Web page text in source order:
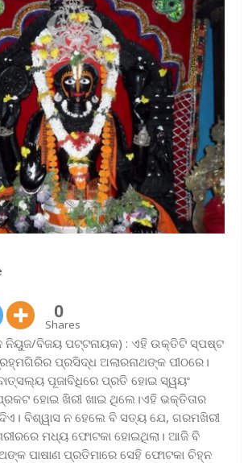
0
Shares
ନିୟୁଜ/ବିଜୟ ପଟ୍ଟନାୟକ) : ଏହି ଉକ୍ତିଟି ସ୍ପଷ୍ଟ
ପ୍ରସିଦ୍ଧ ଅଲାରନାଥଙ୍କ ପୀଠରେ।
ପୂଜାବିଧିରେ ପ୍ରତି ହୋଇ ସ୍ୱୟଂ
ହୋଇ ଖିରୀ ଖାଇ ଥିଲେ।ଏହି ଭକ୍ତିତାର
ବିଶ୍ୱାସ ନ ହେଲେ ବି ସତ୍ୟ ଯେ, ଗରମଖିରୀ
ମଧ୍ୟ ଫୋଟକା ହୋଇଥିଲା। ଆଜି ବି
ପାଷାଣ ପ୍ରତିମାରେ ସେହି ଫୋଟକା ଚିହ୍ନ